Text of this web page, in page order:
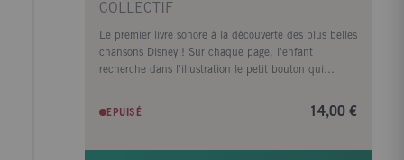
COLLECTIF
Le premier livre sonore à la découverte des plus belles
chansons Disney ! Sur chaque page, l'enfant
recherche dans l'illustration le petit bouton qui
tendre accompagne chaque chanson mythique de
d'Aladdin et invite à découvrir l'univers magique du
EPUISÉ 14,00 €